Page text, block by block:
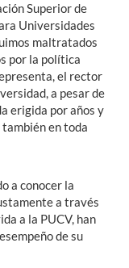
Superior de
Universidades
maltratados
por la política
el rector
a pesar de
erigida por años y
en toda
a conocer la
a través
a la PUCV, han
de su